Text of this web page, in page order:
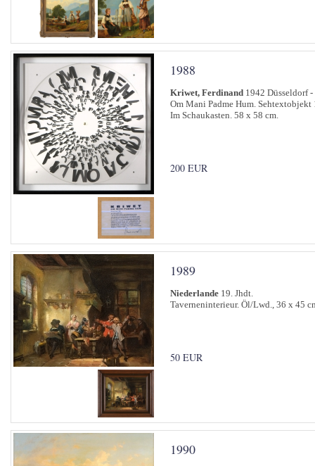
1988
Kriwet, Ferdinand 1942 Düsseldorf
Om Mani Padme Hum. Sehtextobjekt
Im Schaukasten. 58 x 58 cm.
200 EUR
1989
Niederlande 19. Jhdt.
Taverneninterieur. Öl/Lwd., 36 x 45
50 EUR
1990